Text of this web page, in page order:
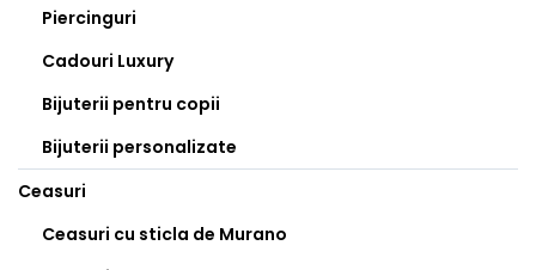
Piercinguri
Cadouri Luxury
Bijuterii pentru copii
Bijuterii personalizate
Ceasuri
Ceasuri cu sticla de Murano